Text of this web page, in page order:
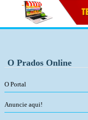
O Prados Online
O Portal
Anuncie aqui!